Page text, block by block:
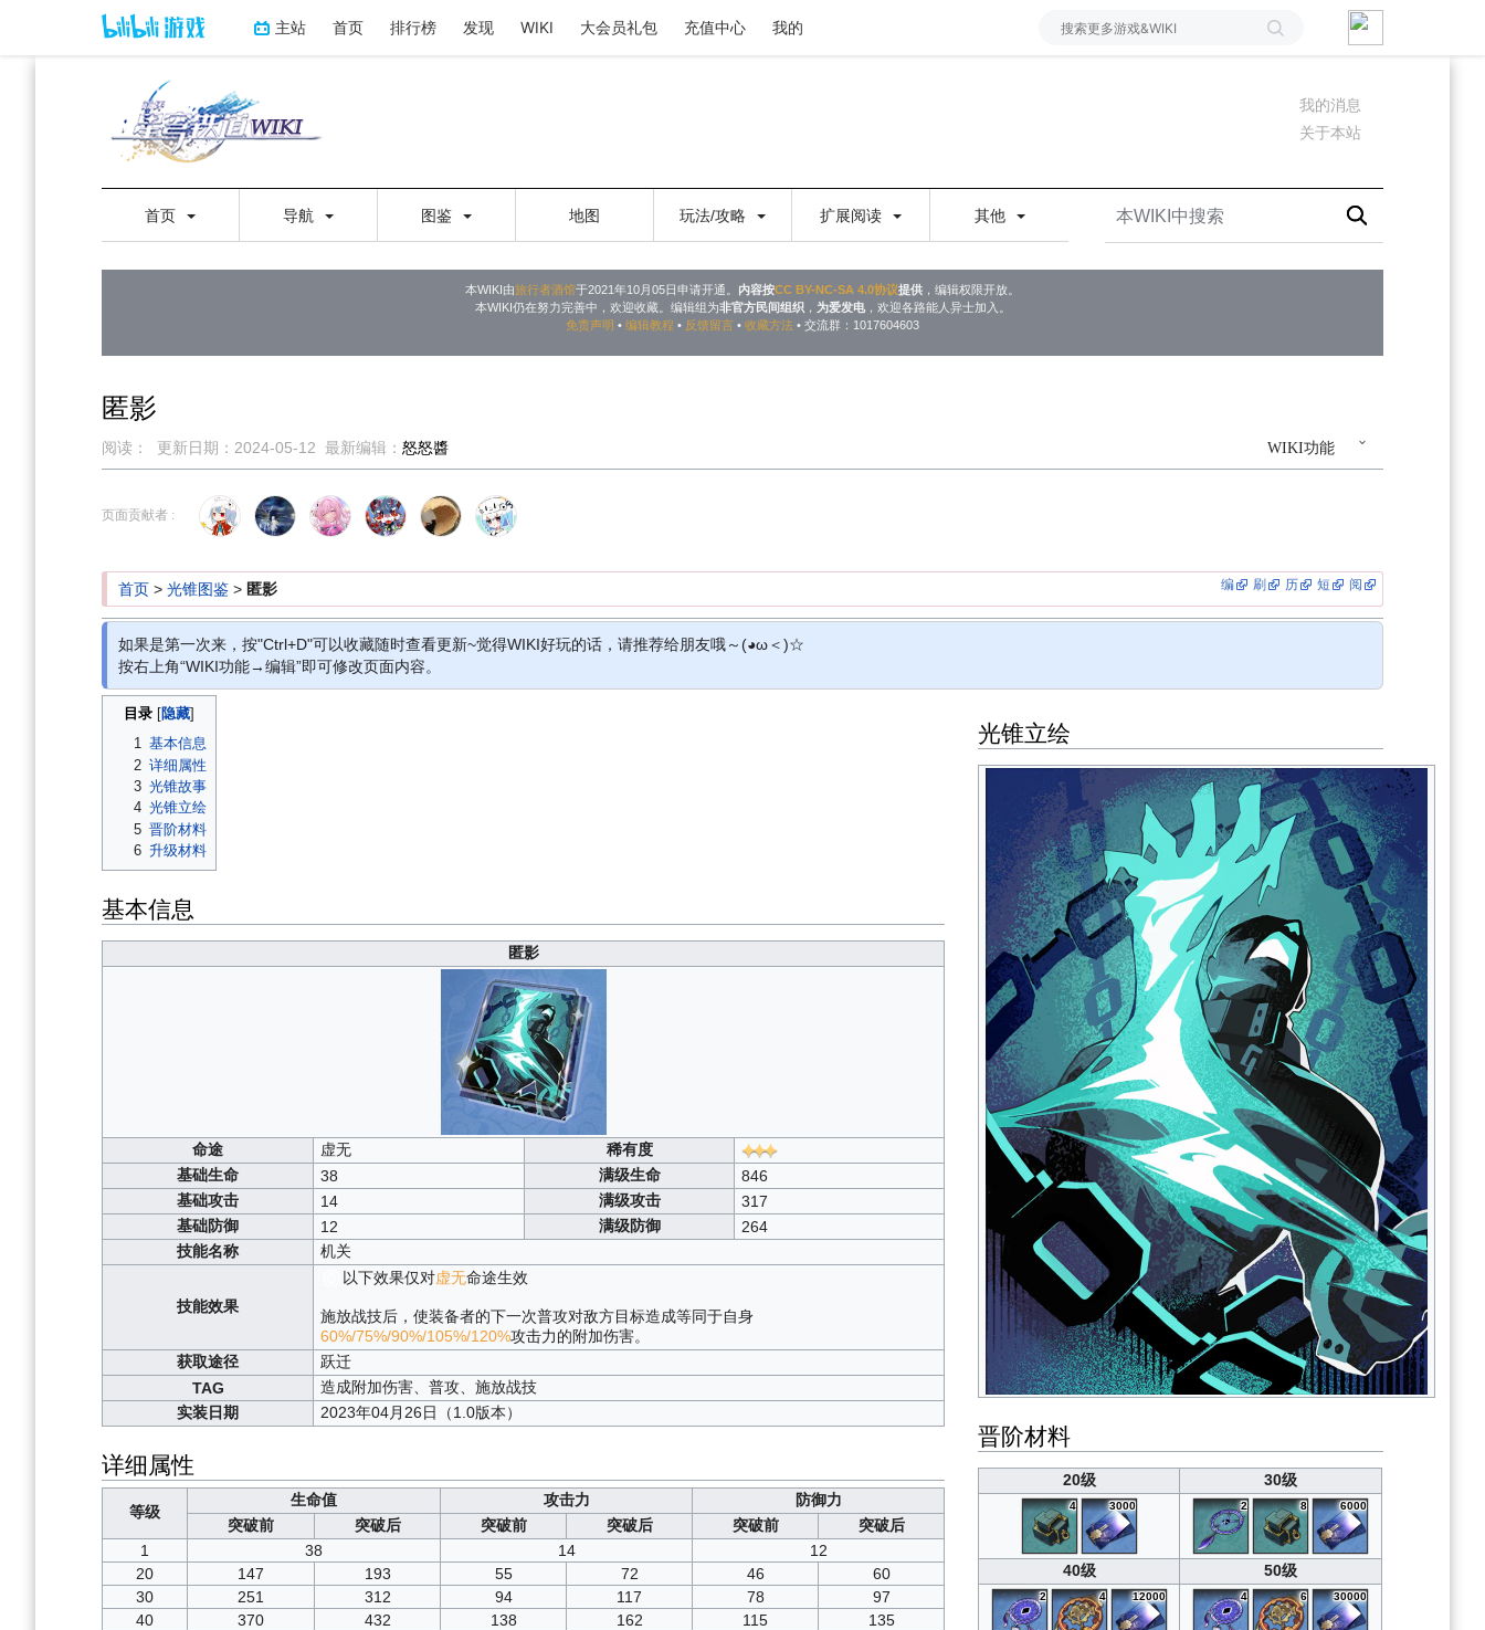
主站 首页 排行榜 发现 WIKI 大会员礼包 充值中心 我的
我的消息
关于本站
首页 导航 图鉴 地图 玩法/攻略 扩展阅读 其他
本WIKI由旅行者酒馆于2021年10月05日申请开通。 内容按CC BY-NC-SA 4.0协议提供 ，编辑权限开放。
本WIKI仍在努力完善中，欢迎收藏。编辑组为非官方民间组织， 为爱发电，欢迎各路能人异士加入。
免责声明 • 编辑教程 • 反馈留言 • 收藏方法 • 交流群：1017604603
匿影
WIKI功能
阅读： 更新日期： 2024-05-12 最新编辑： 怒怒醬
到
到
页面贡献者 :
编 刷 历 短 阅
首页 > 光锥图鉴 > 匿影
如果是第一次来，按"Ctrl+D"可以收藏随时查看更新~觉得WIKI好玩的话，请推荐给朋友哦～(◕ω＜)☆
按右上角“WIKI功能→编辑”即可修改页面内容。
目录
1 基本信息
2 详细属性
3 光锥故事
4 光锥立绘
5 晋阶材料
6 升级材料
基本信息
匿影
命途 虚无
稀有度
基础生命
38 满级生命
846
基础攻击
14 满级攻击
317
基础防御
12 满级防御
264
技能名称
机关
技能效果
以下效果仅对虚无命途生效
施放战技后，使装备者的下一次普攻对敌方目标造成等同于自身
60%/75%/90%/105%/120%攻击力的附加伤害。
获取途径
跃迁
TAG
造成附加伤害、普攻、施放战技
实装日期
2023年04月26日（1.0版本）
详细属性
等级
生命值 攻击力
防御力
突破前
突破后 突破前 突破后 突破前
突破后
1
38 14
12
20
147 193 55 72 46
60
30
251 312 94 117 78
97
40
370 432 138 162 115
135
光锥立绘
晋阶材料
20级 30级
4 3000 2 8 6000
40级 50级
2 4 12000 4 6 30000